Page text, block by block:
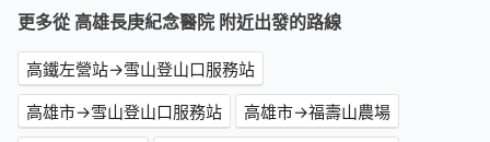
更多從 高雄長庚紀念醫院 附近出發的路線
高鐵左營站→雪山登山口服務站
高雄市→雪山登山口服務站
高雄市→福壽山農場